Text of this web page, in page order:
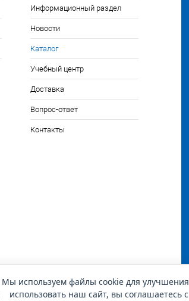
Информационный раздел
Новости
Каталог
Учебный центр
Доставка
Вопрос-ответ
Контакты
Мы используем файлы cookie для
использовать наш сайт, вы соглашаетесь с